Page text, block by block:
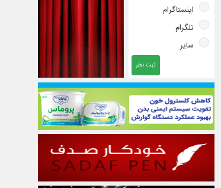
اینستاگرام
تلگرام
سایر
ثبت نظر